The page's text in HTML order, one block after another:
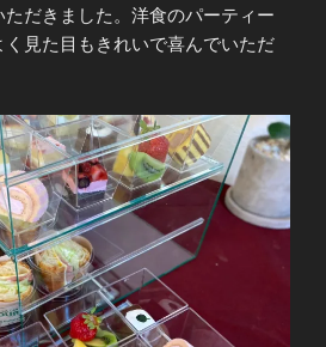
だきました。洋食のパーティー
見た目もきれいで喜んでいただ